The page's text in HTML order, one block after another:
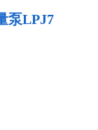
泵LPJ7